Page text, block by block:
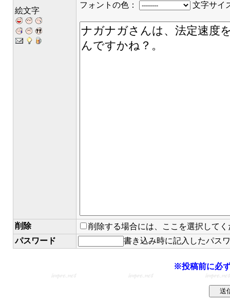
絵文字
フォントの色： 文字サイ
削除
削除する場合には、ここを選択してく
パスワード
書き込み時に記入したパス
※投稿前に必